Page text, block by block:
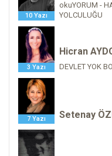
10 Yazı
okuYORUM -
YOLCULUĞU
3 Yazı
Hicran
DEVLET YOK
7 Yazı Setenay